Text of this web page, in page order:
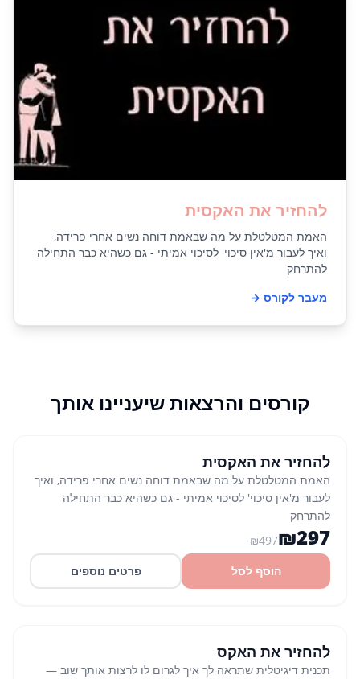
להחזיר את האקסית
האמת המטלטלת על מה שבאמת דוחה נשים אחרי פרידה,
ואיך לעבור מ'אין סיכוי' לסיכוי אמיתי - גם כשהיא כבר התחילה
להתרחק
מעבר לקורס →
קורסים והרצאות שיעניינו אותך
% הנחה
להחזיר את האקסית
האמת המטלטלת על מה שבאמת דוחה נשים אחרי פרידה, ואיך
לעבור מ'אין סיכוי' לסיכוי אמיתי - גם כשהיא כבר התחילה
להתרחק
₪297
₪497
הוסף לסל
פרטים נוספים
% הנחה
להחזיר את האקס
תכנית דיגיטלית שתראה לך איך לגרום לו לרצות אותך שוב —